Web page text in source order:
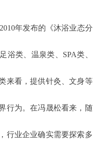
年发布的《沐浴业态分
浴类、温泉类、SPA类、
来看，提供针灸、文身等
行为。在冯晟松看来，随
行业企业确实需要探索多